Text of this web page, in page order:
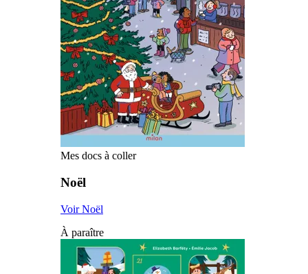
Mes docs à coller
Noël
Voir Noël
À paraître